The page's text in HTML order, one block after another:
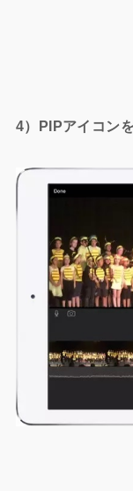
4）PIPアイコン